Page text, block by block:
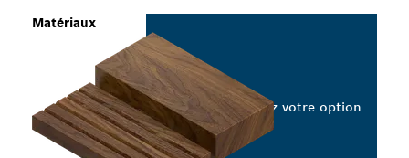
Matériaux
Sélectionnez votre option